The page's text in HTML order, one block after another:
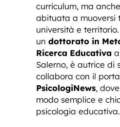
curriculum, ma
abituata a muoversi
università e
un dottorato in
Ricerca Educativa
Salerno, è autrice di
collabora con il
PsicologiNews,
modo semplice e
psicologia educativa.